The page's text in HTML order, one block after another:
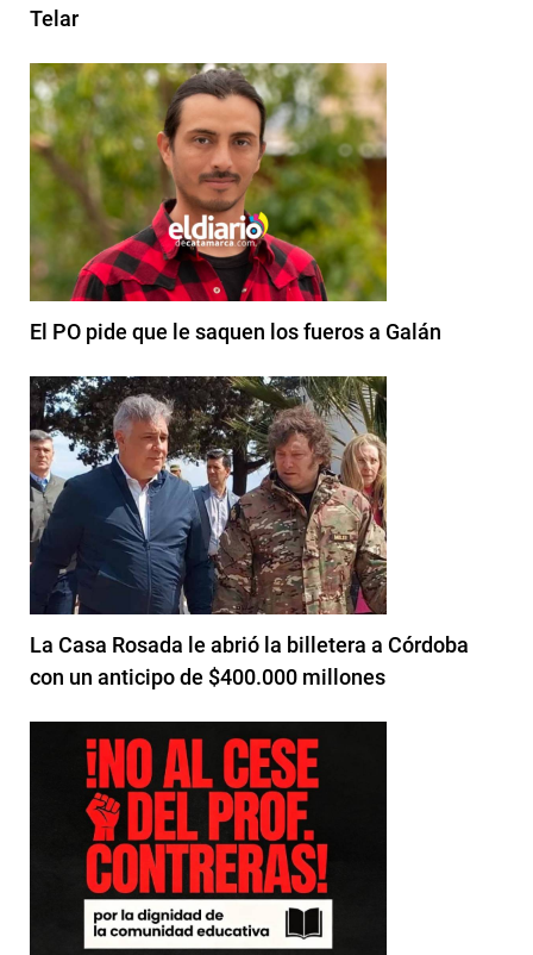
Telar
El PO pide que le saquen los fueros a Galán
La Casa Rosada le abrió la billetera a Córdoba
con un anticipo de $400.000 millones